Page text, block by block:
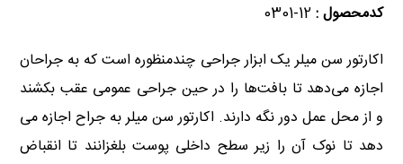
کدمحصول : 12-0301
اکارتور سن میلر یک ابزار جراحی چندمنظوره است که به جراحان
اجازه می‌دهد تا بافت‌ها را در حین جراحی عمومی عقب بکشند
و از محل عمل دور نگه دارند. اکارتور سن میلر به جراح اجازه می
دهد تا نوک آن را زیر سطح داخلی پوست بلغزانند تا انقباض